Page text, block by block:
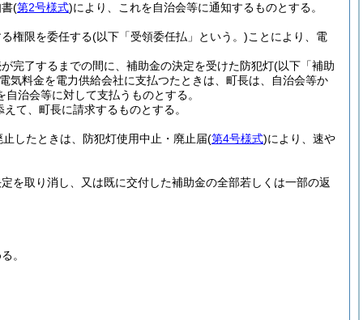
(第2号様式)により、これを自治会等に通知するものとする。
権限を委任する(以下「受領委任払」という。)ことにより、電
完了するまでの間に、補助金の決定を受けた防犯灯(以下「補助
気料金を電力供給会社に支払つたときは、町長は、自治会等か
治会等に対して支払うものとする。
て、町長に請求するものとする。
したときは、防犯灯使用中止・廃止届(第4号様式)により、速や
を取り消し、又は既に交付した補助金の全部若しくは一部の返
。